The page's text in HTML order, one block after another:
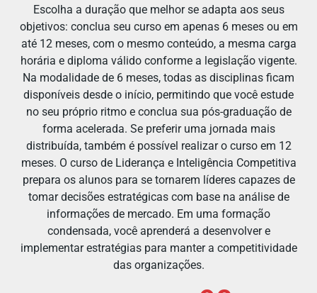
Escolha a duração que melhor se adapta aos seus
objetivos: conclua seu curso em apenas 6 meses ou em
até 12 meses, com o mesmo conteúdo, a mesma carga
horária e diploma válido conforme a legislação vigente.
Na modalidade de 6 meses, todas as disciplinas ficam
disponíveis desde o início, permitindo que você estude
no seu próprio ritmo e conclua sua pós-graduação de
forma acelerada. Se preferir uma jornada mais
distribuída, também é possível realizar o curso em 12
meses. O curso de Liderança e Inteligência Competitiva
prepara os alunos para se tornarem líderes capazes de
tomar decisões estratégicas com base na análise de
informações de mercado. Em uma formação
condensada, você aprenderá a desenvolver e
implementar estratégias para manter a competitividade
das organizações.